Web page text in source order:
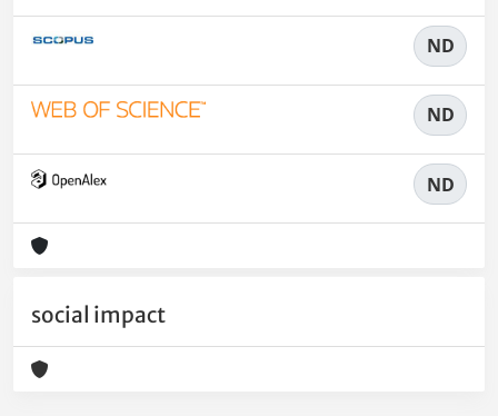
ND
ND
ND
social impact